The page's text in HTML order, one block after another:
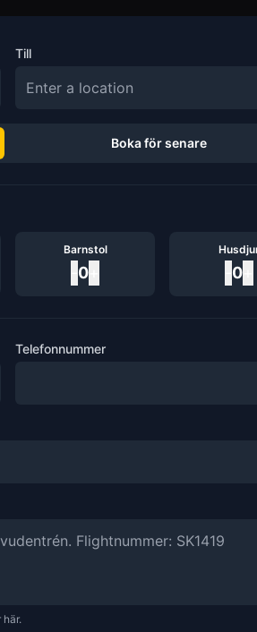
Till
Boka för senare
Barnstol
0 0
Telefonnummer
här.